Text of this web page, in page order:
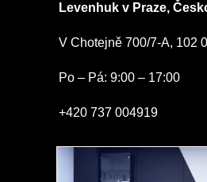
Levenhuk v Praze,
V Chotejně 700/7-A, 102
Po – Pá: 9:00 – 17:00
+420 737 004919